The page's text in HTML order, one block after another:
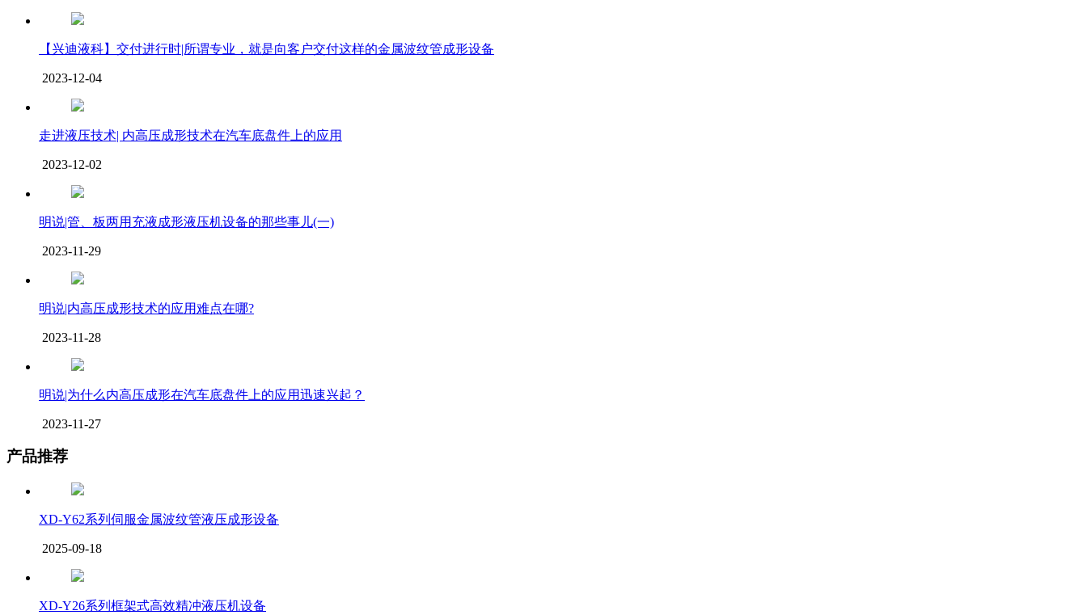
【兴迪液科】交付进行时|所谓专业，就是向客户交付这样的金属波纹管成形设备
2023-12-04
走进液压技术| 内高压成形技术在汽车底盘件上的应用
2023-12-02
明说|管、板两用充液成形液压机设备的那些事儿(一)
2023-11-29
明说|内高压成形技术的应用难点在哪?
2023-11-28
明说|为什么内高压成形在汽车底盘件上的应用迅速兴起？
2023-11-27
产品推荐
XD-Y62系列伺服金属波纹管液压成形设备
2025-09-18
XD-Y26系列框架式高效精冲液压机设备